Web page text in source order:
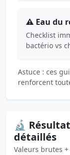
⚠️ Eau du
Checklist
bactério vs
Astuce : ces
renforcent
🔬
détaillés
Valeurs brutes +